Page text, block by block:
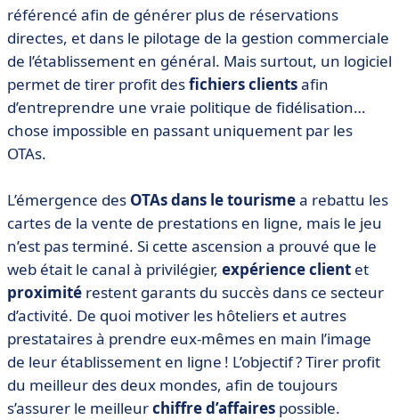
référencé afin de générer plus de réservations
directes, et dans le pilotage de la gestion commerciale
de l’établissement en général. Mais surtout, un logiciel
permet de tirer profit desfichiers clientsafin
d’entreprendre une vraie politique de fidélisation…
chose impossible en passant uniquement par les
OTAs.
L’émergence des OTAs dans le tourismea rebattu les
cartes de la vente de prestations en ligne, mais le jeu
n’est pas terminé. Si cette ascension a prouvé que le
web était le canal à privilégier, expérience client et
proximité restent garants du succès dans ce secteur
d’activité. De quoi motiver les hôteliers et autres
prestataires à prendre eux-mêmes en main l’image
de leur établissement en ligne ! L’objectif ? Tirer profit
du meilleur des deux mondes, afin de toujours
s’assurer le meilleurchiffre d’affaires possible.